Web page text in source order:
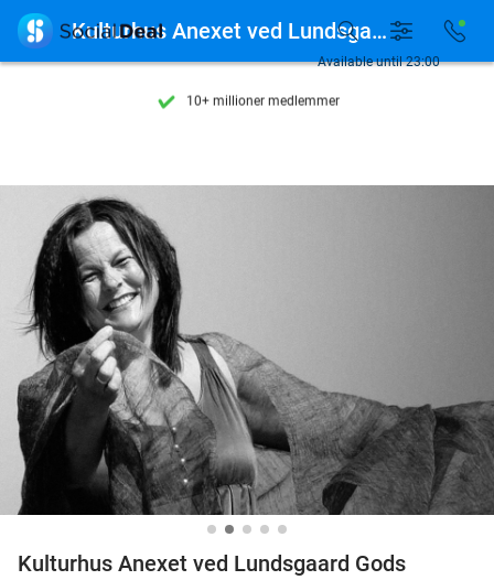
Tilgængelig 7 dage om ugen
10+ millioner medlemmer
Available until 23:00
 Kulturhus Anexet ved Lundsgaard Gods
Kulturhus Anexet ved Lundsgaard Gods